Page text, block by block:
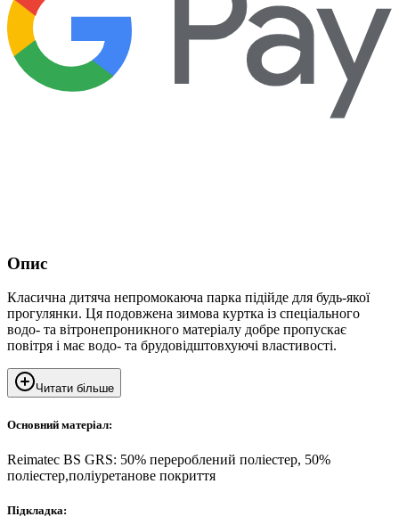
Опис
Класична дитяча непромокаюча парка підійде для будь-якої
прогулянки. Ця подовжена зимова куртка із спеціального
водо- та вітронепроникного матеріалу добре пропускає
повітря і має водо- та брудовідштовхуючі властивості.
Читати більше
Основний матеріал:
Reimatec BS GRS: 50% перероблений поліестер, 50%
поліестер,поліуретанове покриття
Підкладка: